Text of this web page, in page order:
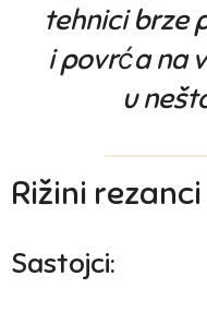
tehnici brze
i povrća na
u
Rižini
Sastojci: